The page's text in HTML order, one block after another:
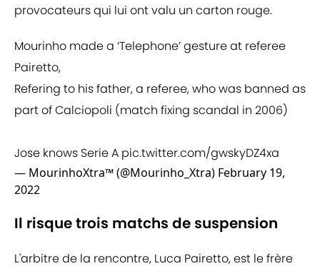
provocateurs qui lui ont valu un carton rouge.
Mourinho made a ‘Telephone’ gesture at referee
Pairetto,
Refering to his father, a referee, who was banned as
part of Calciopoli (match fixing scandal in 2006)
Jose knows Serie A pic.twitter.com/gwskyDZ4xa
— MourinhoXtra™ (@Mourinho_Xtra) February 19,
2022
Il risque trois matchs de suspension
L'arbitre de la rencontre, Luca Pairetto, est le frère